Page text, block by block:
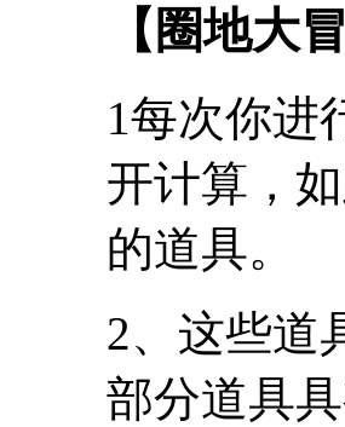
【圈地大
1每次你进
开计算，
的道具。
2、这些道
部分道具